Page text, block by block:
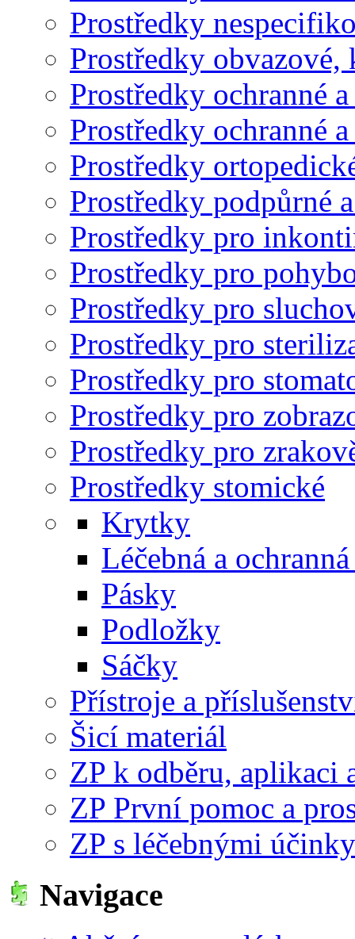
Prostředky
Prostředky
Prostředky ochranné
Prostředky ochranné
Prostředky
Prostředky podpůrné
Prostředky pro
Prostředky pro
Prostředky pro
Prostředky pro
Prostředky pro
Prostředky pro
Prostředky pro
Prostředky stomické
Krytky
Léčebná a
Pásky
Podložky
Sáčky
Přístroje a
Šicí materiál
ZP k odběru, aplikaci
ZP První pomoc a
ZP s léčebnými účinky
Navigace